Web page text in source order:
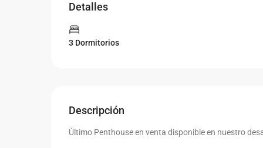
Detalles
3 Dormitorios
Descripción
Último Penthouse en venta disponible en nuestro